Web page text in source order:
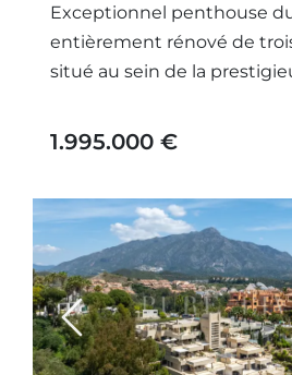
Exceptionnel penthouse
entièrement rénové de
situé au sein de la
exclusive Golden Mile de
1.995.000 €
Previous